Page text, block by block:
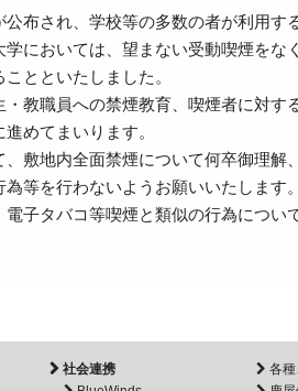
布され、学校等の多数の者が利用す
においては、望まない受動喫煙をな
とといたしました。
教職員への禁煙教育、喫煙者に対す
めてまいります。
敷地内全面禁煙について何卒御理解
等を行わないようお願いいたします。
子タバコ等喫煙と類似の行為につい
社会連携
各